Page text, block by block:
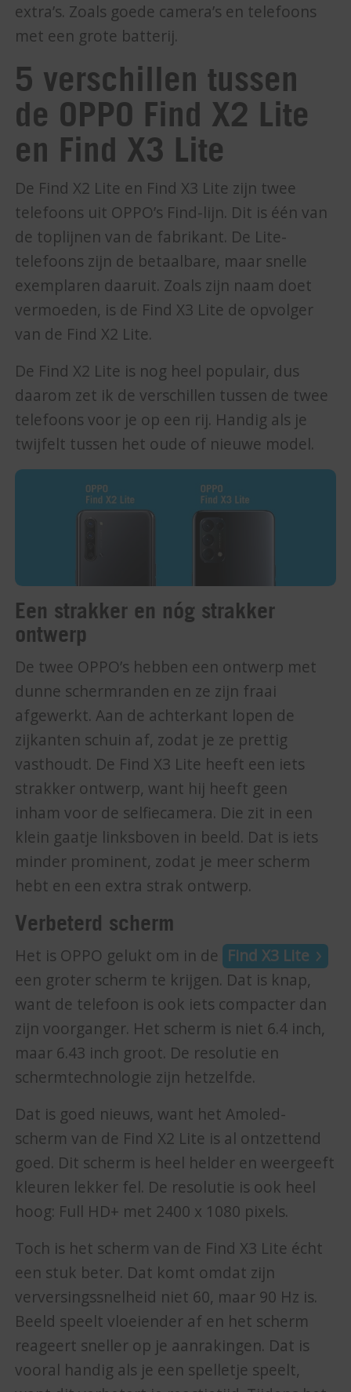
extra’s. Zoals goede camera’s en telefoons
met een grote batterij.
5 verschillen tussen
de OPPO Find X2 Lite
en Find X3 Lite
De Find X2 Lite en Find X3 Lite zijn twee
telefoons uit OPPO’s Find-lijn. Dit is één van
de toplijnen van de fabrikant. De Lite-
telefoons zijn de betaalbare, maar snelle
exemplaren daaruit. Zoals zijn naam doet
vermoeden, is de Find X3 Lite de opvolger
van de Find X2 Lite.
De Find X2 Lite is nog heel populair, dus
daarom zet ik de verschillen tussen de twee
telefoons voor je op een rij. Handig als je
twijfelt tussen het oude of nieuwe model.
Een strakker en nóg strakker
ontwerp
De twee OPPO’s hebben een ontwerp met
dunne schermranden en ze zijn fraai
afgewerkt. Aan de achterkant lopen de
zijkanten schuin af, zodat je ze prettig
vasthoudt. De Find X3 Lite heeft een iets
strakker ontwerp, want hij heeft geen
inham voor de selfiecamera. Die zit in een
klein gaatje linksboven in beeld. Dat is iets
minder prominent, zodat je meer scherm
hebt en een extra strak ontwerp.
Verbeterd scherm
Het is OPPO gelukt om in de Find X3 Lite
een groter scherm te krijgen. Dat is knap,
want de telefoon is ook iets compacter dan
zijn voorganger. Het scherm is niet 6.4 inch,
maar 6.43 inch groot. De resolutie en
schermtechnologie zijn hetzelfde.
Dat is goed nieuws, want het Amoled-
scherm van de Find X2 Lite is al ontzettend
goed. Dit scherm is heel helder en weergeeft
kleuren lekker fel. De resolutie is ook heel
hoog: Full HD+ met 2400 x 1080 pixels.
Toch is het scherm van de Find X3 Lite écht
een stuk beter. Dat komt omdat zijn
verversingssnelheid niet 60, maar 90 Hz is.
Beeld speelt vloeiender af en het scherm
reageert sneller op je aanrakingen. Dat is
vooral handig als je een spelletje speelt,